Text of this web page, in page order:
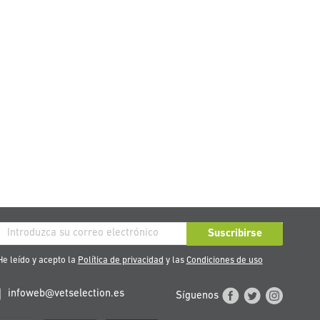
Suscribirse
leído y acepto la Política de privacidad y las Condiciones de uso
infoweb@vetselection.es Síguenos